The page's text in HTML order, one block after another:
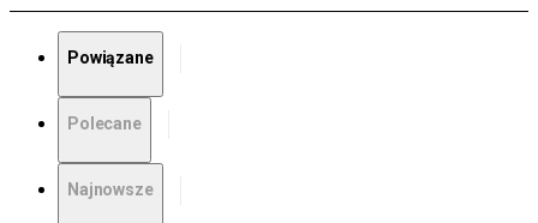
Powiązane
Polecane
Najnowsze